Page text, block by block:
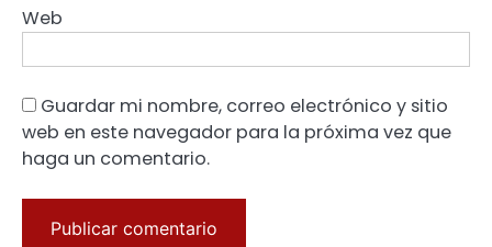
Web
Guardar mi nombre, correo electrónico y sitio
web en este navegador para la próxima vez que
haga un comentario.